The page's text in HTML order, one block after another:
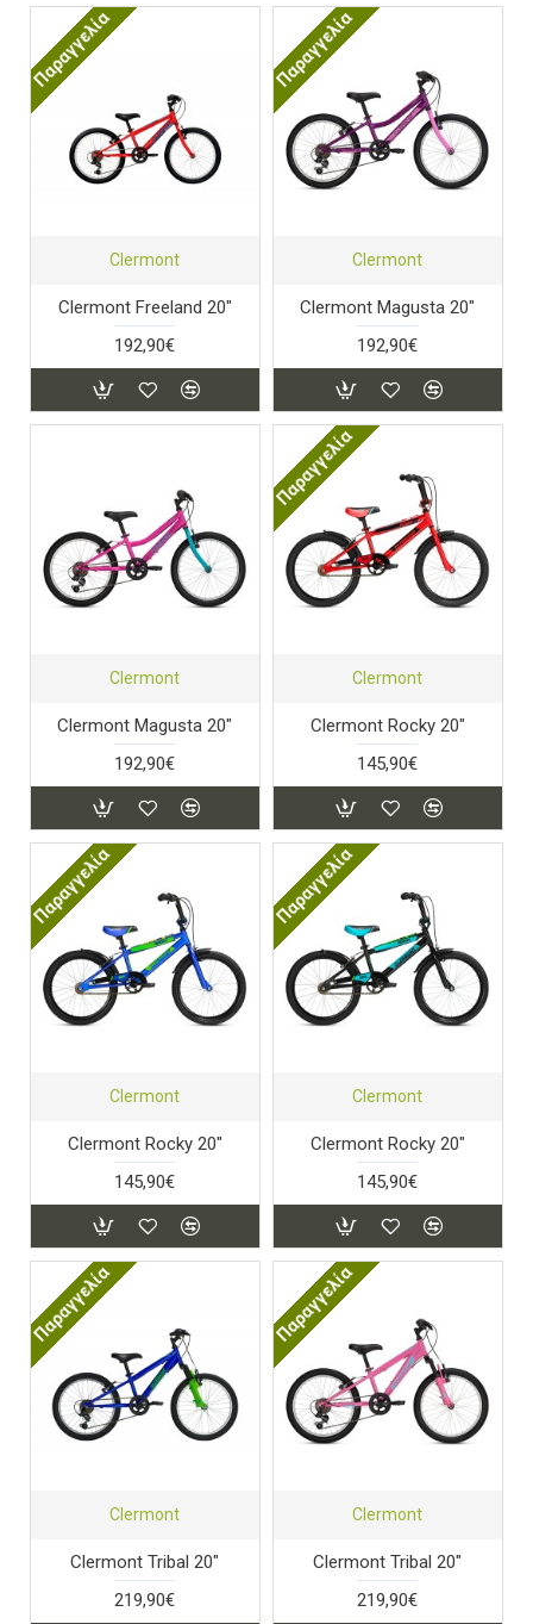
Παραγγελία
Clermont
Clermont Freeland 20"
192,90€
Παραγγελία
Clermont
Clermont Magusta 20"
192,90€
Clermont
Clermont Magusta 20"
192,90€
Παραγγελία
Clermont
Clermont Rocky 20"
145,90€
Παραγγελία
Clermont
Clermont Rocky 20"
145,90€
Παραγγελία
Clermont
Clermont Rocky 20"
145,90€
Παραγγελία
Clermont
Clermont Tribal 20"
219,90€
Παραγγελία
Clermont
Clermont Tribal 20"
219,90€